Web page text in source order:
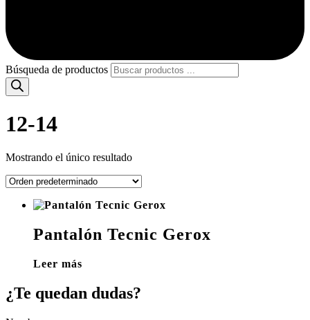
Búsqueda de productos
12-14
Mostrando el único resultado
Pantalón Tecnic Gerox
Leer más
¿Te quedan dudas?